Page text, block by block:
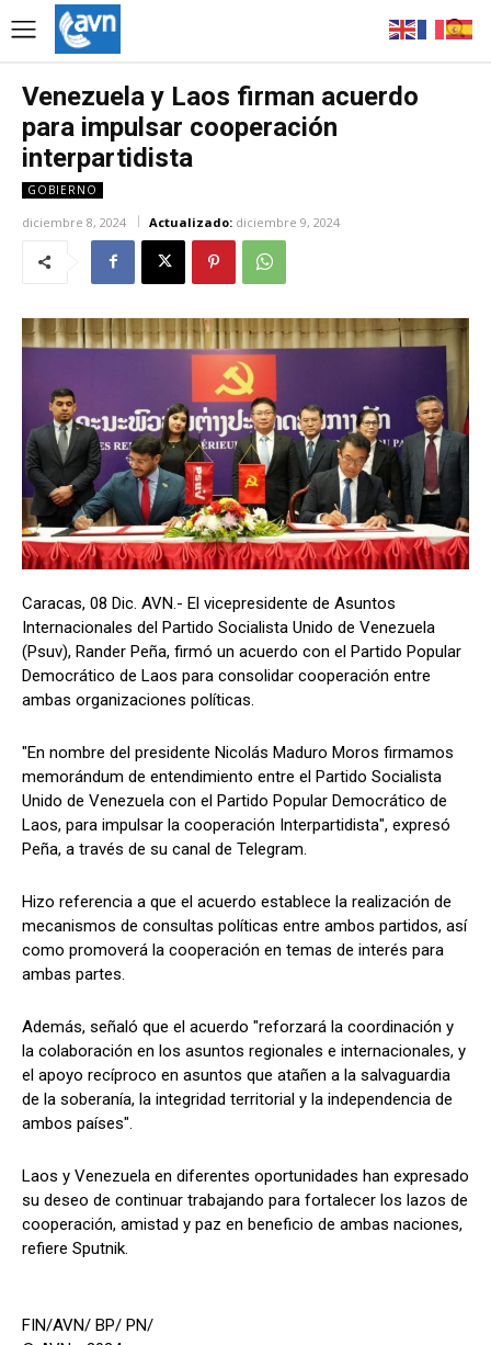
Venezuela y Laos firman acuerdo
para impulsar cooperación
interpartidista
GOBIERNO
diciembre 8, 2024 Actualizado: diciembre 9, 2024
Caracas, 08 Dic. AVN.- El vicepresidente de Asuntos
Internacionales del Partido Socialista Unido de Venezuela
(Psuv), Rander Peña, firmó un acuerdo con el Partido Popular
Democrático de Laos para consolidar cooperación entre
ambas organizaciones políticas.
"En nombre del presidente Nicolás Maduro Moros firmamos
memorándum de entendimiento entre el Partido Socialista
Unido de Venezuela con el Partido Popular Democrático de
Laos, para impulsar la cooperación Interpartidista", expresó
Peña, a través de su canal de Telegram.
Hizo referencia a que el acuerdo establece la realización de
mecanismos de consultas políticas entre ambos partidos, así
como promoverá la cooperación en temas de interés para
ambas partes.
Además, señaló que el acuerdo "reforzará la coordinación y
la colaboración en los asuntos regionales e internacionales, y
el apoyo recíproco en asuntos que atañen a la salvaguardia
de la soberanía, la integridad territorial y la independencia de
ambos países".
Laos y Venezuela en diferentes oportunidades han expresado
su deseo de continuar trabajando para fortalecer los lazos de
cooperación, amistad y paz en beneficio de ambas naciones,
refiere Sputnik.
FIN/AVN/ BP/ PN/